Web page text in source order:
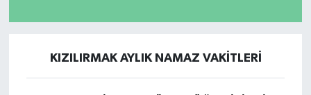
KIZILIRMAK AYLIK NAMAZ VAKITLERI